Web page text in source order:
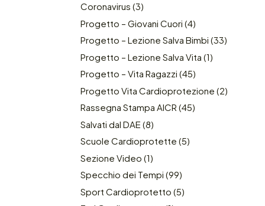
Coronavirus (3)
Progetto – Giovani Cuori (4)
Progetto – Lezione Salva Bimbi (33)
Progetto – Lezione Salva Vita (1)
Progetto – Vita Ragazzi (45)
Progetto Vita Cardioprotezione (2)
Rassegna Stampa AICR (45)
Salvati dal DAE (8)
Scuole Cardioprotette (5)
Sezione Video (1)
Specchio dei Tempi (99)
Sport Cardioprotetto (5)